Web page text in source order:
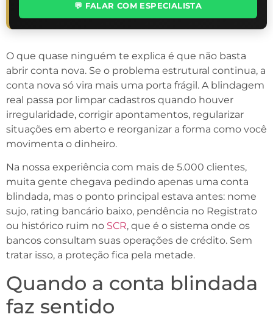
💬 FALAR COM ESPECIALISTA
O que quase ninguém te explica é que não basta
abrir conta nova. Se o problema estrutural continua, a
conta nova só vira mais uma porta frágil. A blindagem
real passa por limpar cadastros quando houver
irregularidade, corrigir apontamentos, regularizar
situações em aberto e reorganizar a forma como você
movimenta o dinheiro.
Na nossa experiência com mais de 5.000 clientes,
muita gente chegava pedindo apenas uma conta
blindada, mas o ponto principal estava antes: nome
sujo, rating bancário baixo, pendência no Registrato
ou histórico ruim no SCR, que é o sistema onde os
bancos consultam suas operações de crédito. Sem
tratar isso, a proteção fica pela metade.
Quando a conta blindada
faz sentido